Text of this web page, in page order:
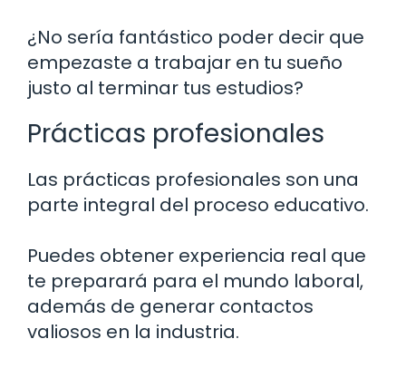
¿No sería fantástico poder decir que
empezaste a trabajar en tu sueño
justo al terminar tus estudios?
Prácticas profesionales
Las prácticas profesionales son una
parte integral del proceso educativo.
Puedes obtener experiencia real que
te preparará para el mundo laboral,
además de generar contactos
valiosos en la industria.